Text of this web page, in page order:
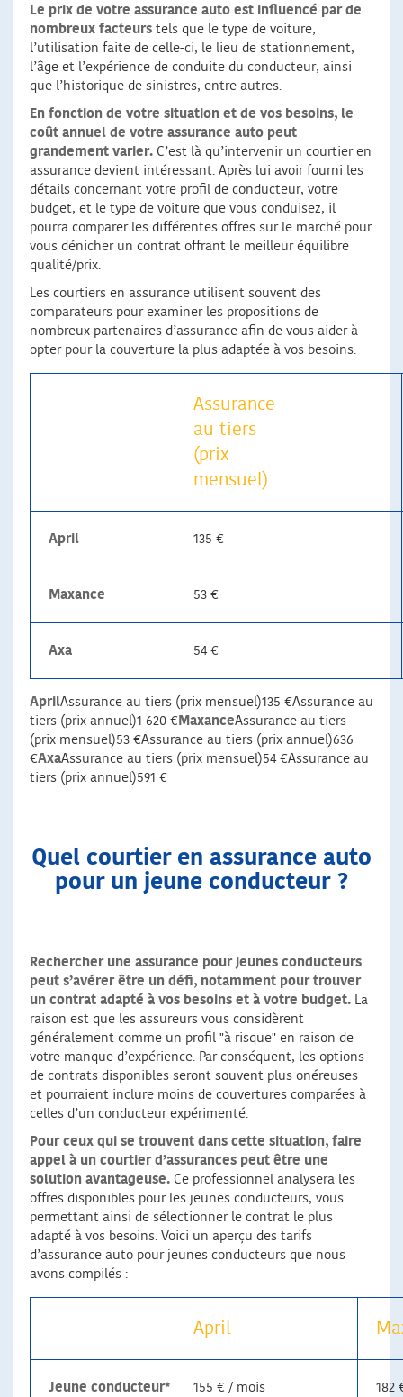
Le prix de votre assurance auto est influencé par de
nombreux facteurs tels que le type de voiture,
l’utilisation faite de celle-ci, le lieu de stationnement,
l’âge et l’expérience de conduite du conducteur, ainsi
que l’historique de sinistres, entre autres.
En fonction de votre situation et de vos besoins, le
coût annuel de votre assurance auto peut
grandement varier. C’est là qu’intervenir un courtier en
assurance devient intéressant. Après lui avoir fourni les
détails concernant votre profil de conducteur, votre
budget, et le type de voiture que vous conduisez, il
pourra comparer les différentes offres sur le marché pour
vous dénicher un contrat offrant le meilleur équilibre
qualité/prix.
Les courtiers en assurance utilisent souvent des
comparateurs pour examiner les propositions de
nombreux partenaires d’assurance afin de vous aider à
opter pour la couverture la plus adaptée à vos besoins.
Assurance
au tiers
(prix
mensuel)
April 135 €
Maxance 53 €
Axa 54 €
AprilAssurance au tiers (prix mensuel)135 €Assurance au
tiers (prix annuel)1 620 € MaxanceAssurance au tiers
(prix mensuel)53 €Assurance au tiers (prix annuel)636
€AxaAssurance au tiers (prix mensuel)54 €Assurance au
tiers (prix annuel)591 €
Quel courtier en assurance auto
pour un jeune conducteur ?
Rechercher une assurance pour jeunes conducteurs
peut s’avérer être un défi, notamment pour trouver
un contrat adapté à vos besoins et à votre budget. La
raison est que les assureurs vous considèrent
généralement comme un profil "à risque" en raison de
votre manque d’expérience. Par conséquent, les options
de contrats disponibles seront souvent plus onéreuses
et pourraient inclure moins de couvertures comparées à
celles d’un conducteur expérimenté.
Pour ceux qui se trouvent dans cette situation, faire
appel à un courtier d’assurances peut être une
solution avantageuse. Ce professionnel analysera les
offres disponibles pour les jeunes conducteurs, vous
permettant ainsi de sélectionner le contrat le plus
adapté à vos besoins. Voici un aperçu des tarifs
d’assurance auto pour jeunes conducteurs que nous
avons compilés :
April
Jeune conducteur* 155 € / mois 182